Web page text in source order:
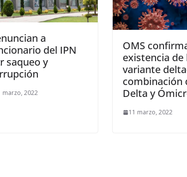
a
del IPN
saqueo y
marzo, 2022
OMS
existencia de
variante
combinación
Delta y
11 marzo, 2022